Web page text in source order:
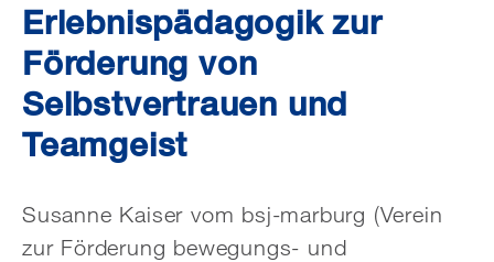
Erlebnispädagogik zur
Förderung von
Selbstvertrauen und
Teamgeist
Susanne Kaiser vom bsj-marburg (Verein
zur Förderung bewegungs- und